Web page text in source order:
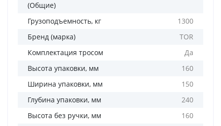
(Общие)
Грузоподъемность, кг
1300
Бренд (марка)
TOR
Комплектация тросом
Да
Высота упаковки, мм
160
Ширина упаковки, мм
150
Глубина упаковки, мм
240
Высота без ручки, мм
160